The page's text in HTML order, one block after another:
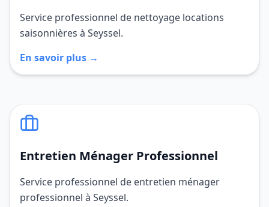
Service professionnel de nettoyage locations
saisonnières à Seyssel.
En savoir plus →
Entretien Ménager Professionnel
Service professionnel de entretien ménager
professionnel à Seyssel.